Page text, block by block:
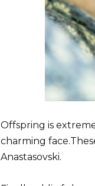
Offspring is
charming
Anastasovski.